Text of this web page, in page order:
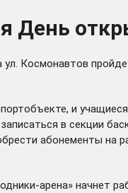
День
Космонавтов
и
в секции
абонементы на
арена» начнет